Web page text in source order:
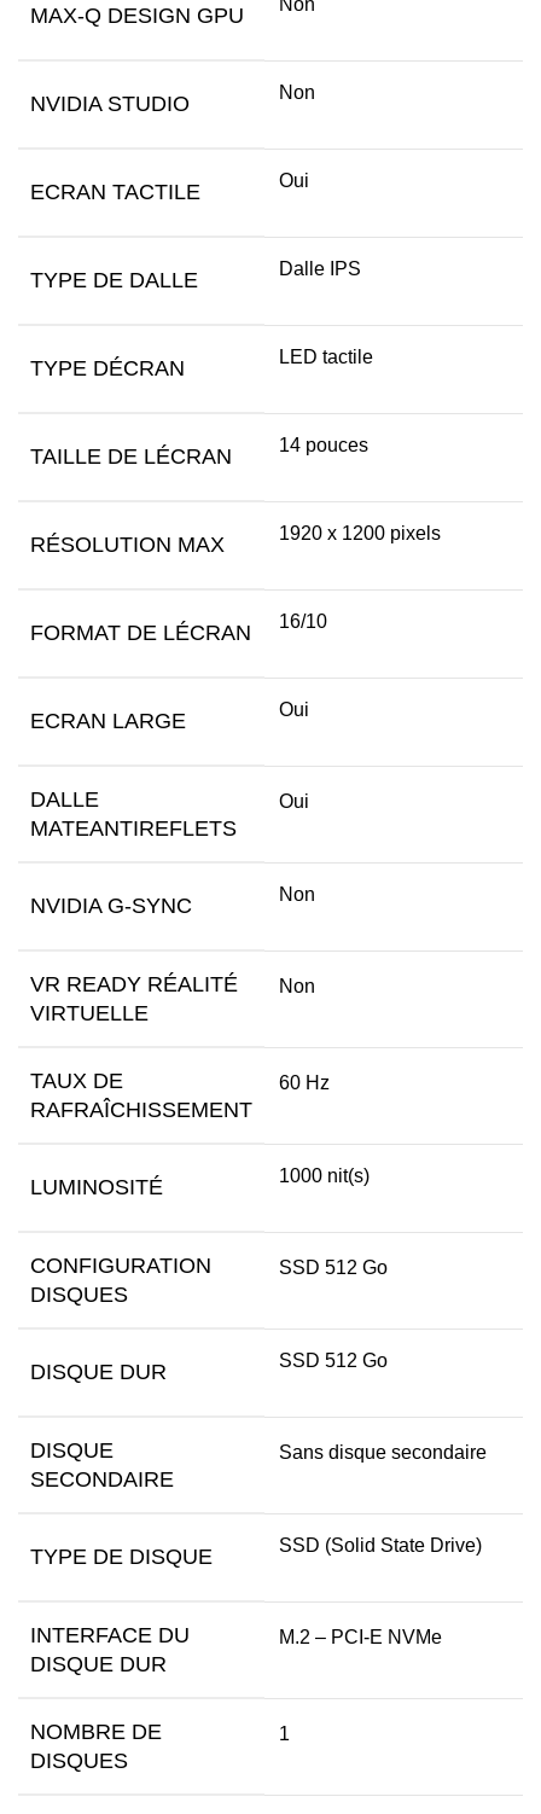
MAX-Q DESIGN GPU Non
NVIDIA STUDIO Non
ECRAN TACTILE Oui
TYPE DE DALLE Dalle IPS
TYPE DÉCRAN LED tactile
TAILLE DE LÉCRAN 14 pouces
RÉSOLUTION MAX 1920 x 1200 pixels
FORMAT DE LÉCRAN 16/10
ECRAN LARGE Oui
DALLE
MATEANTIREFLETS
Oui
NVIDIA G-SYNC Non
VR READY RÉALITÉ
VIRTUELLE
Non
TAUX DE
RAFRAÎCHISSEMENT
60 Hz
LUMINOSITÉ 1000 nit(s)
CONFIGURATION
DISQUES
SSD 512 Go
DISQUE DUR SSD 512 Go
DISQUE
SECONDAIRE
Sans disque secondaire
TYPE DE DISQUE SSD (Solid State Drive)
INTERFACE DU
DISQUE DUR
M.2 – PCI-E NVMe
NOMBRE DE
DISQUES
1